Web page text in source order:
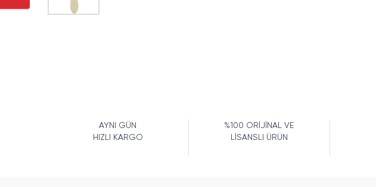
AYNI GÜN
HIZLI KARGO
%100 ORİJİNAL VE
LİSANSLI ÜRÜN